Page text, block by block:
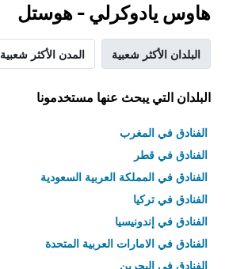
هاوس يادوكرلي - هوستل
البلدان الأكثر شعبية المدن الأكثر شعبية
البلدان التي يبحث عنها مستخدمونا
الفنادق في المغرب
الفنادق في قطر
الفنادق في المملكة العربية السعودية
الفنادق في تركيا
الفنادق في إندونيسيا
الفنادق في الامارات العربية المتحدة
الفنادق في البحرين